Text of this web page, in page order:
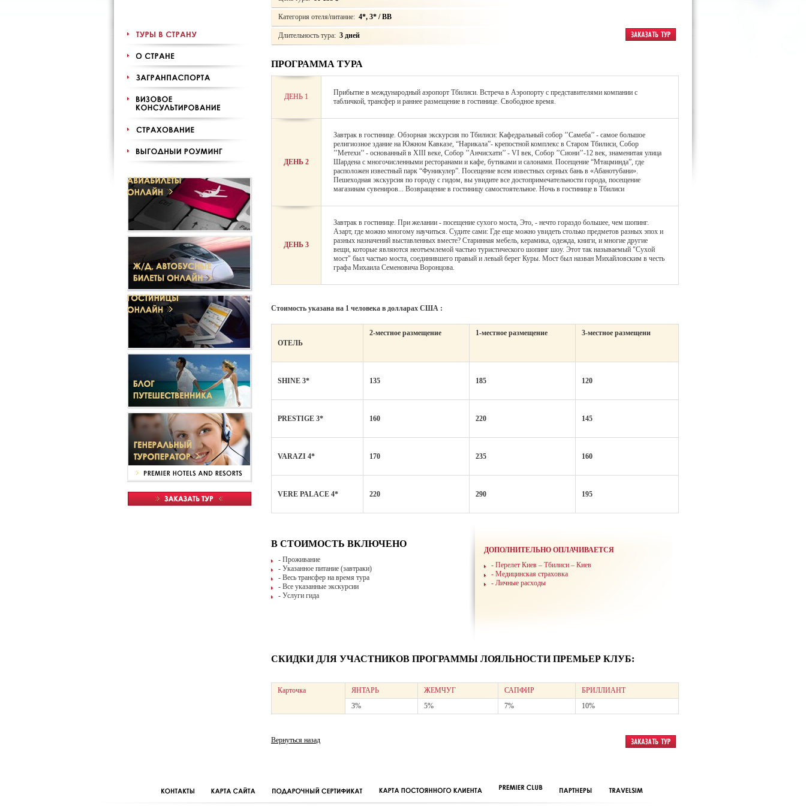
Категория отеля/питание: 4*, 3* / BB
Длительность тура: 3 дней
ПРОГРАММА ТУРА
ДЕНЬ 1
Прибытие в международный аэропорт Тбилиси. Встреча в Аэропорту с представителями компании с
табличкой, трансфер и раннее размещение в гостинице. Свободное время.
ДЕНЬ 2
Завтрак в гостинице. Обзорная экскурсия по Тбилиси: Кафедральный собор ’’Самеба’’ - самое большое
религиозное здание на Южном Кавказе, “Нарикала”- крепостной комплекс в Старом Тбилиси, Собор
’’Метехи’’ - основанный в XIII веке, Собор ’’Анчисхати’’ - VI век, Собор ’’Сиони’’-12 век, знаменитая улица
Шардена с многочисленными ресторанами и кафе, бутиками и салонами. Посещение “Мтацминда”, где
расположен известный парк “Фуникулер”. Посещение всем известных серных бань в «Абанотубани».
Пешеходная экскурсия по городу с гидом, вы увидите все достопримечательности города, посещение
магазинам сувениров... Возвращение в гостиницу самостоятельное. Ночь в гостинице в Тбилиси
ДЕНЬ 3
Завтрак в гостинице. При желании - посещение сухого моста, Это, - нечто гораздо большее, чем шопинг.
Азарт, где можно многому научиться. Судите сами: Где еще можно увидеть столько предметов разных эпох и
разных назначений выставленных вместе? Старинная мебель, керамика, одежда, книги, и многие другие
вещи, которые являются неотъемлемой частью туристического шопинг шоу. Этот так называемый "Сухой
мост" был частью моста, соединившего правый и левый берег Куры. Мост был назван Михайловским в честь
графа Михаила Семеновича Воронцова.
Стоимость указана на 1 человека в долларах США :
ОТЕЛЬ
2-местное размещение 1-местное размещение 3-местное размещени
SHINE 3* 135 185 120
PRESTIGE 3* 160 220 145
VARAZI 4* 170 235 160
VERE PALACE 4* 220 290 195
В СТОИМОСТЬ ВКЛЮЧЕНО
- Проживание
- Указанное питание (завтраки)
- Весь трансфер на время тура
- Все указанные экскурсии
- Услуги гида
ДОПОЛНИТЕЛЬНО ОПЛАЧИВАЕТСЯ
- Перелет Киев – Тбилиси – Киев
- Медицинская страховка
- Личные расходы
СКИДКИ ДЛЯ УЧАСТНИКОВ ПРОГРАММЫ ЛОЯЛЬНОСТИ ПРЕМЬЕР КЛУБ:
Карточка ЯНТАРЬ ЖЕМЧУГ САПФИР
БРИЛЛИАНТ
3%
5% 7% 10%
Вернуться назад